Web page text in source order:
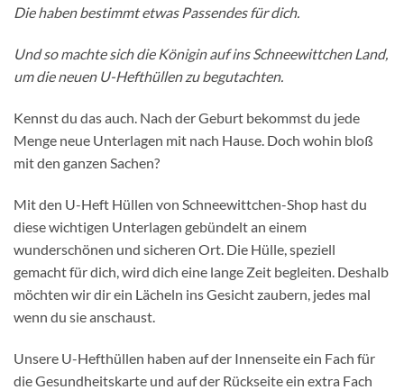
Die haben bestimmt etwas Passendes für dich.
Und so machte sich die Königin auf ins Schneewittchen Land,
um die neuen U-Hefthüllen zu begutachten.
Kennst du das auch. Nach der Geburt bekommst du jede
Menge neue Unterlagen mit nach Hause. Doch wohin bloß
mit den ganzen Sachen?
Mit den U-Heft Hüllen von Schneewittchen-Shop hast du
diese wichtigen Unterlagen gebündelt an einem
wunderschönen und sicheren Ort. Die Hülle, speziell
gemacht für dich, wird dich eine lange Zeit begleiten. Deshalb
möchten wir dir ein Lächeln ins Gesicht zaubern, jedes mal
wenn du sie anschaust.
Unsere U-Hefthüllen haben auf der Innenseite ein Fach für
die Gesundheitskarte und auf der Rückseite ein extra Fach